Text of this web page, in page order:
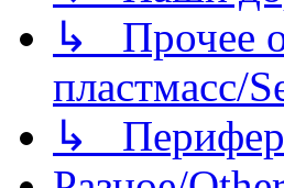
↳ Прочее
пластмасс/
↳